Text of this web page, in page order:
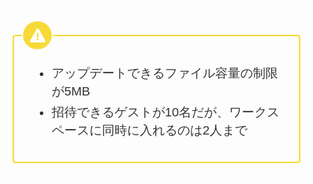
アップデートできるファイル容量の制限
が5MB
招待できるゲストが10名だが、ワークス
ペースに同時に入れるのは2人まで